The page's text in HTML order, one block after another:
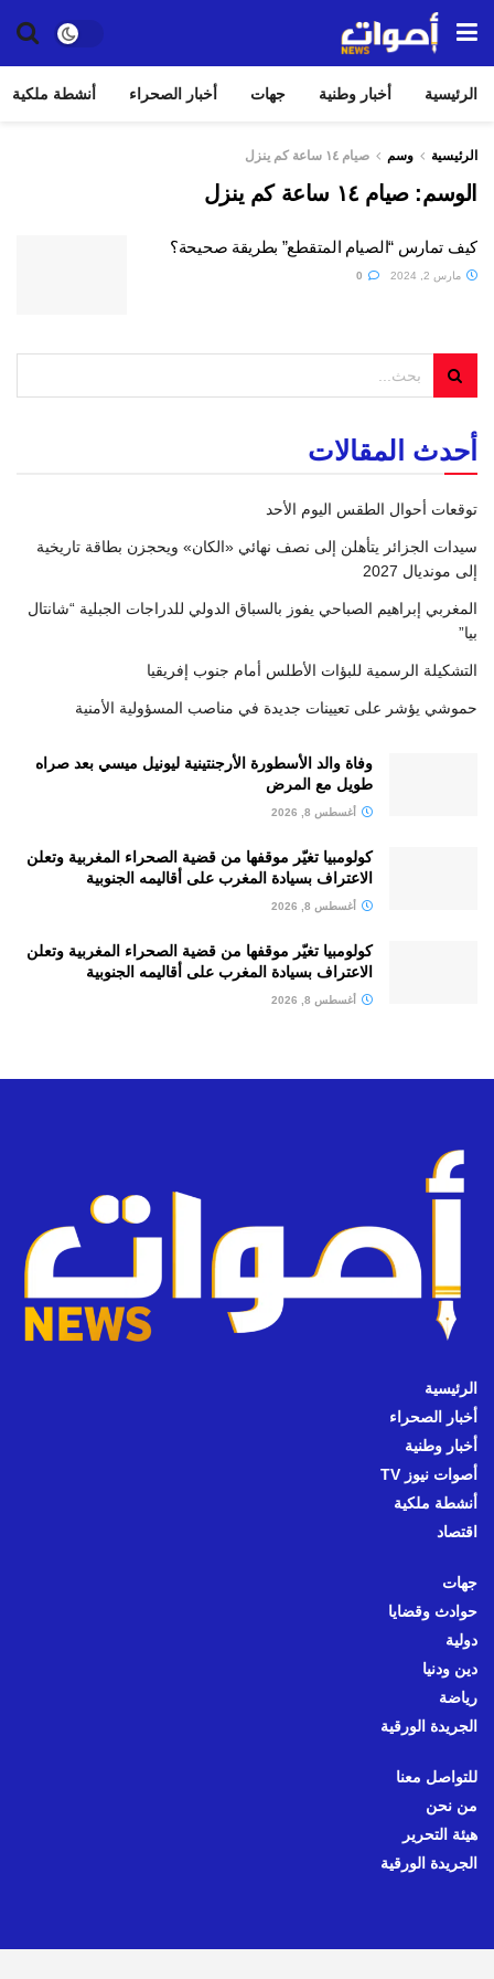
الرئيسية أخبار وطنية جهات أخبار الصحراء أنشطة ملكية
الرئيسية وسم صيام ١٤ ساعة كم ينزل
الوسم:صيام ١٤ ساعة كم ينزل
كيف تمارس “الصيام المتقطع” بطريقة صحيحة؟
مارس 2, 2024
أحدث المقالات
توقعات أحوال الطقس اليوم الأحد
سيدات الجزائر يتأهلن إلى نصف نهائي «الكان» ويحجزن بطاقة تاريخية
إلى مونديال 2027
المغربي إبراهيم الصباحي يفوز بالسباق الدولي للدراجات الجبلية “شانتال
بيا”
التشكيلة الرسمية للبؤات الأطلس أمام جنوب إفريقيا
حموشي يؤشر على تعيينات جديدة في مناصب المسؤولية الأمنية
وفاة والد الأسطورة الأرجنتينية ليونيل ميسي بعد صراه
طويل مع المرض
أغسطس 8, 2026
كولومبيا تغيّر موقفها من قضية الصحراء المغربية وتعلن
الاعتراف بسيادة المغرب على أقاليمه الجنوبية
أغسطس 8, 2026
كولومبيا تغيّر موقفها من قضية الصحراء المغربية وتعلن
الاعتراف بسيادة المغرب على أقاليمه الجنوبية
أغسطس 8, 2026
الرئيسية
أخبار الصحراء
أخبار وطنية
أصوات نيوز TV
أنشطة ملكية
اقتصاد
جهات
حوادث وقضايا
دولية
دين ودنيا
رياضة
الجريدة الورقية
للتواصل معنا
من نحن
هيئة التحرير
الجريدة الورقية